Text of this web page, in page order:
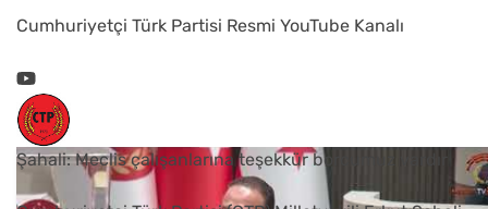
Cumhuriyetçi Türk Partisi Resmi YouTube Kanalı
Şahali: Meclis çalışanlarına teşekkür borcumuz vardır